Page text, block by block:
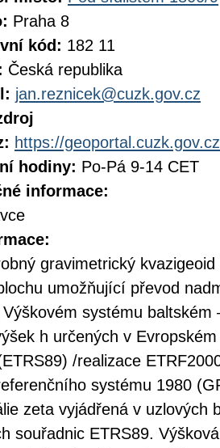
Praha 8
kód: 182 11
Česká republika
jan.reznicek@cuzk.gov.cz
https://geoportal.cuzk.gov.cz
hodiny: Po-Pá 9-14 CET
informace:
gravimetrický
umožňující převod
systému
h určených v
/realizace
systému 1980
zeta vyjádřená v uzlových
souřadnic ETRS89.